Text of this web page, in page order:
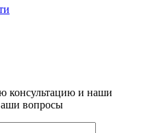
консультацию и наши
вопросы